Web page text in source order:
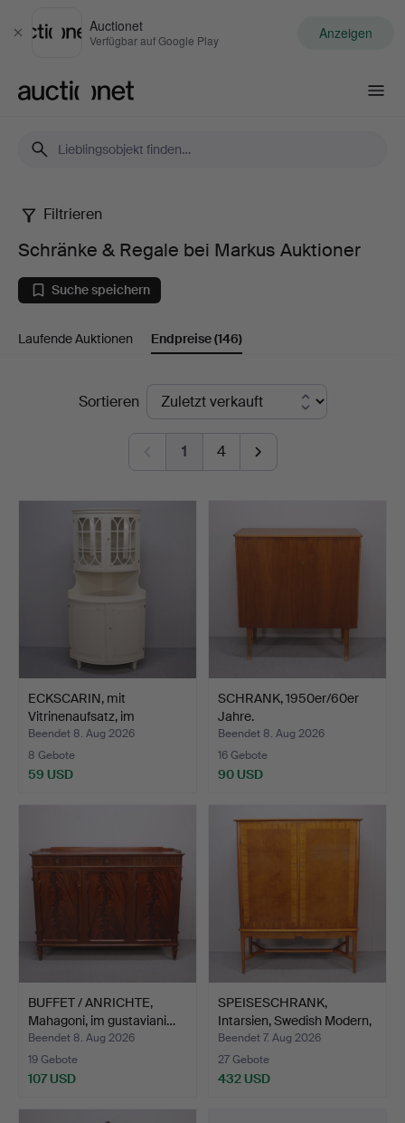
Schließen
Auctionet
Verfügbar auf Google Play Anzeigen
Schränke
Regale
bei
Markus
Auktioner
Filtrieren
Schränke & Regale bei Markus Auktioner
Suche speichern
Laufende Auktionen Endpreise(146)
EndpreiseSortieren
1 4
ECKSCARIN, mit
Vitrinenaufsatz, im
gustavi…
Beendet 8. Aug 2026
8 Gebote
59 USD
SCHRANK, 1950er/60er
Jahre.
Beendet 8. Aug 2026
16 Gebote
90 USD
BUFFET / ANRICHTE,
Mahagoni, im gustaviani…
Beendet 8. Aug 2026
19 Gebote
107 USD
SPEISESCHRANK,
Intarsien, Swedish Modern,
…
Beendet 7. Aug 2026
27 Gebote
432 USD